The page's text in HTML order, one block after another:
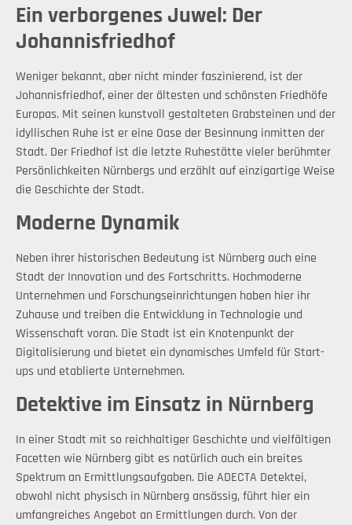
Ein verborgenes Juwel: Der
Johannisfriedhof
Weniger bekannt, aber nicht minder faszinierend, ist der
Johannisfriedhof, einer der ältesten und schönsten Friedhöfe
Europas. Mit seinen kunstvoll gestalteten Grabsteinen und der
idyllischen Ruhe ist er eine Oase der Besinnung inmitten der
Stadt. Der Friedhof ist die letzte Ruhestätte vieler berühmter
Persönlichkeiten Nürnbergs und erzählt auf einzigartige Weise
die Geschichte der Stadt.
Moderne Dynamik
Neben ihrer historischen Bedeutung ist Nürnberg auch eine
Stadt der Innovation und des Fortschritts. Hochmoderne
Unternehmen und Forschungseinrichtungen haben hier ihr
Zuhause und treiben die Entwicklung in Technologie und
Wissenschaft voran. Die Stadt ist ein Knotenpunkt der
Digitalisierung und bietet ein dynamisches Umfeld für Start-
ups und etablierte Unternehmen.
Detektive im Einsatz in Nürnberg
In einer Stadt mit so reichhaltiger Geschichte und vielfältigen
Facetten wie Nürnberg gibt es natürlich auch ein breites
Spektrum an Ermittlungsaufgaben. Die ADECTA Detektei,
obwohl nicht physisch in Nürnberg ansässig, führt hier ein
umfangreiches Angebot an Ermittlungen durch. Von der